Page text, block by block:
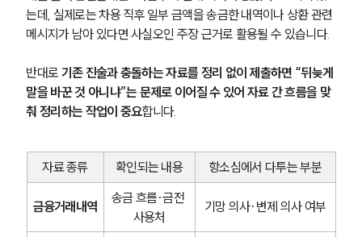
는데, 실제로는 차용 직후 일부 금액을 송금한 내역이나 상환 관련
메시지가 남아 있다면 사실오인 주장 근거로 활용될 수 있습니다.
반대로 기존 진술과 충돌하는 자료를 정리 없이 제출하면 “뒤늦게
말을 바꾼 것 아니냐”는 문제로 이어질 수 있어 자료 간 흐름을 맞
춰 정리하는 작업이 중요합니다.
자료 종류 확인되는 내용 항소심에서 다투는 부분
금융거래내역
송금 흐름·금전
사용처
기망 의사·변제 의사 여부